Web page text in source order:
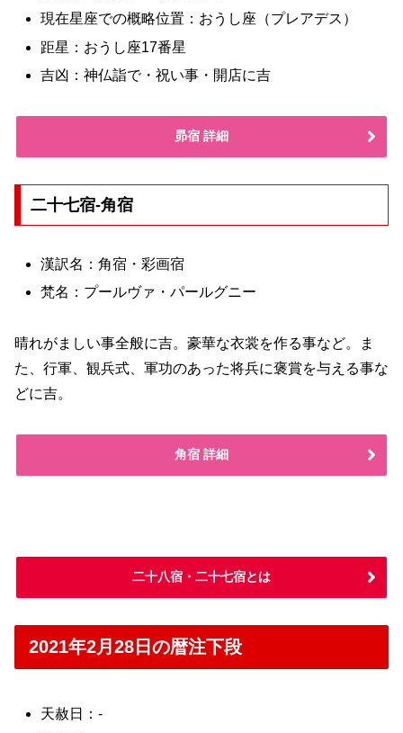
現在星座での概略位置：おうし座（プレアデス）
距星：おうし座17番星
吉凶：神仏詣で・祝い事・開店に吉
昴宿 詳細
二十七宿-角宿
漢訳名：角宿・彩画宿
梵名：プールヴァ・パールグニー
晴れがましい事全般に吉。豪華な衣裳を作る事など。ま
た、行軍、観兵式、軍功のあった将兵に褒賞を与える事な
どに吉。
角宿 詳細
二十八宿・二十七宿とは
2021年2月28日の暦注下段
天赦日：-